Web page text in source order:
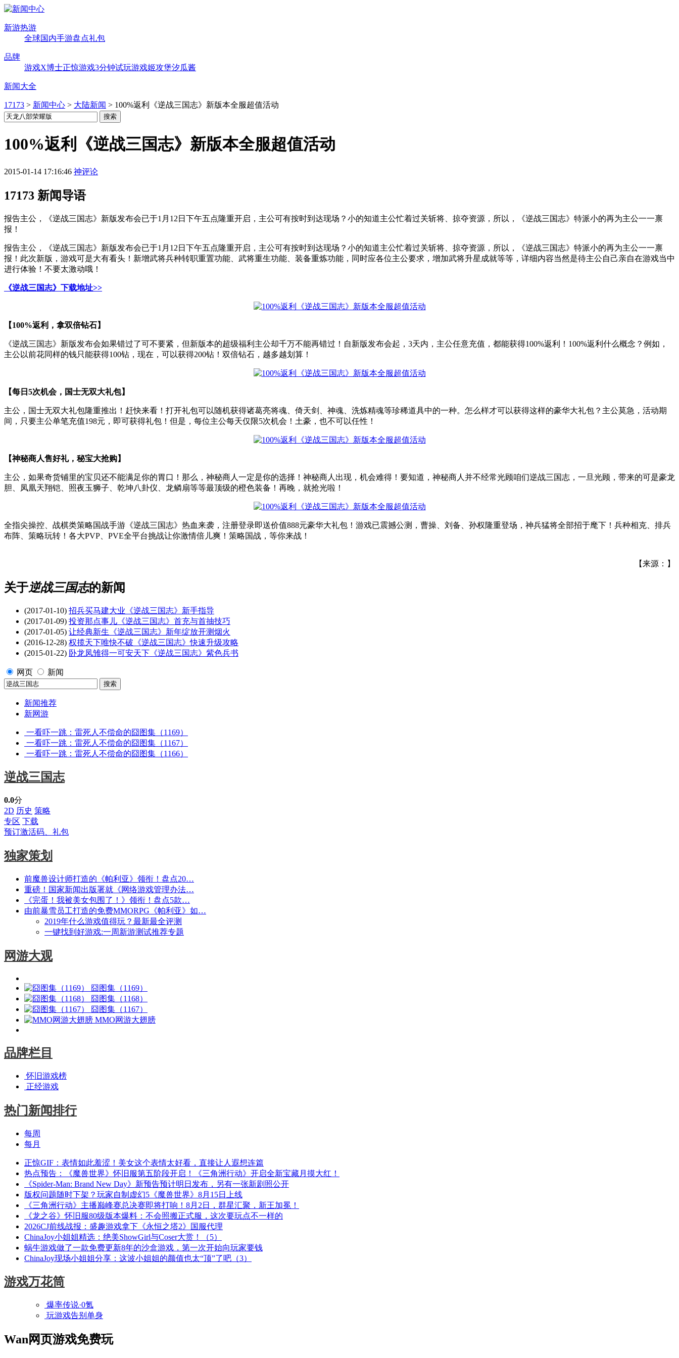
新游热游
全球国内手游盘点礼包
品牌
游戏X博士正惊游戏3分钟试玩游戏姬攻堡汐瓜酱
新闻大全
17173 > 新闻中心 > 大陆新闻 > 100%返利《逆战三国志》新版本全服超值活动
100%返利《逆战三国志》新版本全服超值活动
2015-01-14 17:16:46 神评论
17173 新闻导语
报告主公，《逆战三国志》新版发布会已于1月12日下午五点隆重开启，主公可有按时到达现场？小的知道主公忙着过关斩将、掠夺资源，所以，《逆战三国志》特派小的再为主公一一禀
报！
报告主公，《逆战三国志》新版发布会已于1月12日下午五点隆重开启，主公可有按时到达现场？小的知道主公忙着过关斩将、掠夺资源，所以，《逆战三国志》特派小的再为主公一一禀
报！此次新版，游戏可是大有看头！新增武将兵种转职重置功能、武将重生功能、装备重炼功能，同时应各位主公要求，增加武将升星成就等等，详细内容当然是待主公自己亲自在游戏当中
进行体验！不要太激动哦！
《逆战三国志》下载地址>>
【100%返利，拿双倍钻石】
《逆战三国志》新版发布会如果错过了可不要紧，但新版本的超级福利主公却千万不能再错过！自新版发布会起，3天内，主公任意充值，都能获得100%返利！100%返利什么概念？例如，
主公以前花同样的钱只能获得100钻，现在，可以获得200钻！双倍钻石，越多越划算！
【每日5次机会，国士无双大礼包】
主公，国士无双大礼包隆重推出！赶快来看！打开礼包可以随机获得诸葛亮将魂、倚天剑、神魂、洗炼精魂等珍稀道具中的一种。怎么样才可以获得这样的豪华大礼包？主公莫急，活动期
间，只要主公单笔充值198元，即可获得礼包！但是，每位主公每天仅限5次机会！土豪，也不可以任性！
【神秘商人售好礼，秘宝大抢购】
主公，如果奇货铺里的宝贝还不能满足你的胃口！那么，神秘商人一定是你的选择！神秘商人出现，机会难得！要知道，神秘商人并不经常光顾咱们逆战三国志，一旦光顾，带来的可是豪龙
胆、凤凰天翔铠、照夜玉狮子、乾坤八卦仪、龙鳞扇等等最顶级的橙色装备！再晚，就抢光啦！
全指尖操控、战棋类策略国战手游《逆战三国志》热血来袭，注册登录即送价值888元豪华大礼包！游戏已震撼公测，曹操、刘备、孙权隆重登场，神兵猛将全部招于麾下！兵种相克、排兵
布阵、策略玩转！各大PVP、PVE全平台挑战让你激情倍儿爽！策略国战，等你来战！
【来源：】
关于逆战三国志的新闻
(2017-01-10) 招兵买马建大业《逆战三国志》新手指导
(2017-01-09) 投资那点事儿《逆战三国志》首充与首抽技巧
(2017-01-05) 让经典新生《逆战三国志》新年绽放开测烟火
(2016-12-28) 权揽天下唯快不破《逆战三国志》快速升级攻略
(2015-01-22) 卧龙凤雏得一可安天下《逆战三国志》紫色兵书
网页 新闻
新闻推荐
新网游
一看吓一跳：雷死人不偿命的囧图集（1169）
一看吓一跳：雷死人不偿命的囧图集（1167）
一看吓一跳：雷死人不偿命的囧图集（1166）
逆战三国志
0.0分
2D 历史 策略
专区 下载
预订激活码、礼包
独家策划
前魔兽设计师打造的《帕利亚》领衔！盘点20…
重磅！国家新闻出版署就《网络游戏管理办法…
《完蛋！我被美女包围了！》领衔！盘点5款…
由前暴雪员工打造的免费MMORPG《帕利亚》如…
2019年什么游戏值得玩？最新最全评测
一键找到好游戏:一周新游测试推荐专题
网游大观
囧图集（1169）
囧图集（1168）
囧图集（1167）
MMO网游大翅膀
品牌栏目
怀旧游戏榜
正经游戏
热门新闻排行
每周
每月
正惊GIF：表情如此羞涩！美女这个表情太好看，直接让人遐想连篇
热点预告：《魔兽世界》怀旧服第五阶段开启！《三角洲行动》开启全新宝藏月摸大红！
《Spider-Man: Brand New Day》新预告预计明日发布，另有一张新剧照公开
版权问题随时下架？玩家自制虚幻5《魔兽世界》8月15日上线
《三角洲行动》主播巅峰赛总决赛即将打响！8月2日，群星汇聚，新王加冕！
《龙之谷》怀旧服80级版本爆料：不会照搬正式服，这次要玩点不一样的
2026CJ前线战报：盛趣游戏拿下《永恒之塔2》国服代理
ChinaJoy小姐姐精选：绝美ShowGirl与Coser大赏！（5）
蜗牛游戏做了一款免费更新8年的沙盒游戏，第一次开始向玩家要钱
ChinaJoy现场小姐姐分享：这波小姐姐的颜值也太“顶”了吧（3）
游戏万花筒
爆率传说·0氪
玩游戏告别单身
Wan网页游戏免费玩